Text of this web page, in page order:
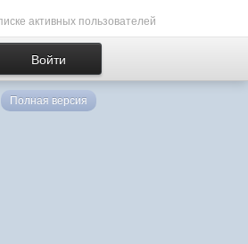
активных пользователей
Полная версия